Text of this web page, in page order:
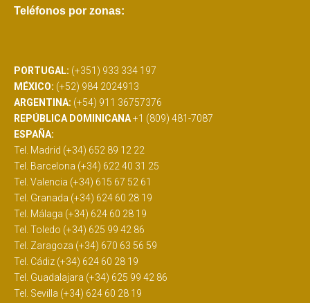
Teléfonos por zonas:
PORTUGAL: (+351) 933 334 197
MÉXICO: (+52) 984 2024913
ARGENTINA: (+54) 911 36757376
REPÚBLICA DOMINICANA+1 (809) 481-7087
ESPAÑA:
Tel. Madrid (+34) 652 89 12 22
Tel. Barcelona (+34) 622 40 31 25
Tel. Valencia (+34) 615 67 52 61
Tel. Granada (+34) 624 60 28 19
Tel. Málaga (+34) 624 60 28 19
Tel. Toledo (+34) 625 99 42 86
Tel. Zaragoza (+34) 670 63 56 59
Tel. Cádiz (+34) 624 60 28 19
Tel. Guadalajara (+34) 625 99 42 86
Tel. Sevilla (+34) 624 60 28 19